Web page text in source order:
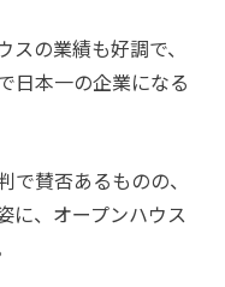
の業績も好調で、
日本一の企業になる
賛否あるものの、
に、オープンハウス